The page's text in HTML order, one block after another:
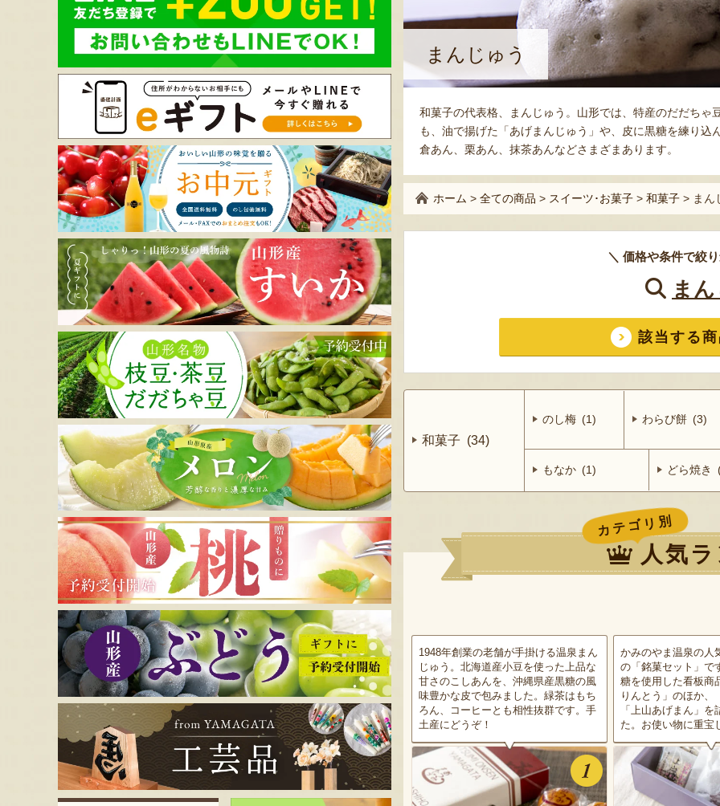
まんじゅう
和菓子の代表格、まんじゅう。山形では、特産のだだち
も、油で揚げた「あげまんじゅう」や、皮に黒糖を練り
倉あん、栗あん、抹茶あんなどさまざまあります。
ホーム > 全ての商品 > スイーツ･お菓子 > 和菓子 > まん
＼ 価格や条件で絞
ま
該当する
和菓子 (34)
のし梅 (1) わらび餅 (3)
もなか (1) どら焼き
カテゴリ別
人気
1948年創業の老舗が手掛ける温泉まん
じゅう。北海道産小豆を使った上品な
甘さのこしあんを、沖縄県産黒糖の風
味豊かな皮で包みました。緑茶はもち
ろん、コーヒーとも相性抜群です。手
土産にどうぞ！
かみのやま温泉の人
の「銘菓セット」で
糖を使用した看板商
りんとう」のほか、
「上山あげまん」
た。お使い物に重宝